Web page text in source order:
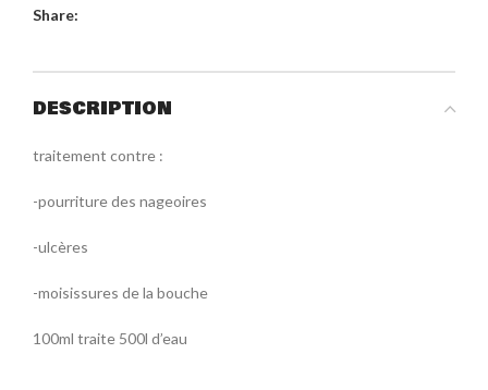
Share:
DESCRIPTION
traitement contre :
-pourriture des nageoires
-ulcères
-moisissures de la bouche
100ml traite 500l d’eau